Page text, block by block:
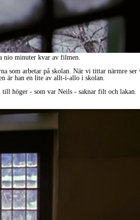
nio minuter kvar av filmen.
som arbetar på skolan. När vi tittar närmre
är han en lite av allt-i-allo i skolan.
till höger - som var Neils - saknar filt och lakan.